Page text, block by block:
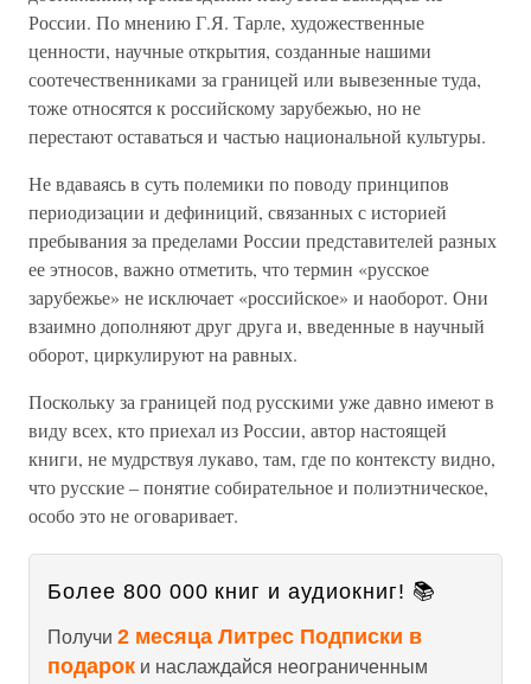
России. По мнению Г.Я. Тарле, художественные
ценности, научные открытия, созданные нашими
соотечественниками за границей или вывезенные туда,
тоже относятся к российскому зарубежью, но не
перестают оставаться и частью национальной культуры.
Не вдаваясь в суть полемики по поводу принципов
периодизации и дефиниций, связанных с историей
пребывания за пределами России представителей разных
ее этносов, важно отметить, что термин «русское
зарубежье» не исключает «российское» и наоборот. Они
взаимно дополняют друг друга и, введенные в научный
оборот, циркулируют на равных.
Поскольку за границей под русскими уже давно имеют в
виду всех, кто приехал из России, автор настоящей
книги, не мудрствуя лукаво, там, где по контексту видно,
что русские – понятие собирательное и полиэтническое,
особо это не оговаривает.
Более 800 000 книг и аудиокниг! 📚
Получи 2 месяца Литрес Подписки в
подарок и наслаждайся неограниченным